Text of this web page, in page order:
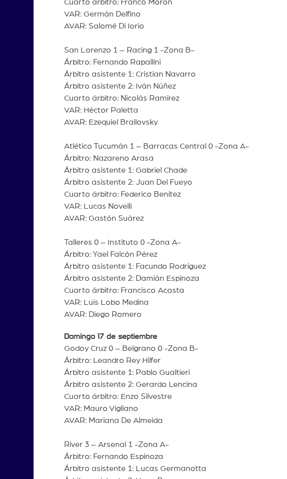
Cuarto árbitro: Franco Morón
VAR: Germán Delfino
AVAR: Salomé Di Iorio
San Lorenzo 1 – Racing 1 -Zona B-
Árbitro: Fernando Rapallini
Árbitro asistente 1: Cristian Navarro
Árbitro asistente 2: Iván Núñez
Cuarto árbitro: Nicolás Ramírez
VAR: Héctor Paletta
AVAR: Ezequiel Brailovsky
Atlético Tucumán 1 – Barracas Central 0 -Zona A-
Árbitro: Nazareno Arasa
Árbitro asistente 1: Gabriel Chade
Árbitro asistente 2: Juan Del Fueyo
Cuarto árbitro: Federico Benítez
VAR: Lucas Novelli
AVAR: Gastón Suárez
Talleres 0 – Instituto 0 -Zona A-
Árbitro: Yael Falcón Pérez
Árbitro asistente 1: Facundo Rodríguez
Árbitro asistente 2: Damián Espinoza
Cuarto árbitro: Francisco Acosta
VAR: Luis Lobo Medina
AVAR: Diego Romero
Domingo 17 de septiembre
Godoy Cruz 0 – Belgrano 0 -Zona B-
Árbitro: Leandro Rey Hilfer
Árbitro asistente 1: Pablo Gualtieri
Árbitro asistente 2: Gerardo Lencina
Cuarto árbitro: Enzo Silvestre
VAR: Mauro Vigliano
AVAR: Mariana De Almeida
River 3 – Arsenal 1 -Zona A-
Árbitro: Fernando Espinoza
Árbitro asistente 1: Lucas Germanotta